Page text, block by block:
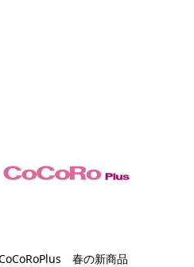
春の新商品